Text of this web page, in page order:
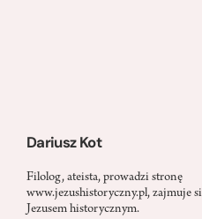
Dariusz Kot
Filolog, ateista, prowadzi stronę
www.jezushistoryczny.pl, zajmuje
Jezusem historycznym.